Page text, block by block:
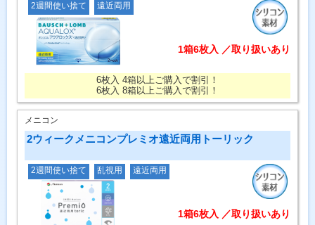
2週間使い捨て 遠近両用
1箱6枚入 ／取り扱いあり
6枚入 4箱以上ご購入で割引！
6枚入 8箱以上ご購入で割引！
メニコン
2ウィークメニコンプレミオ遠近両用トーリック
2週間使い捨て 乱視用 遠近両用
1箱6枚入 ／取り扱いあり